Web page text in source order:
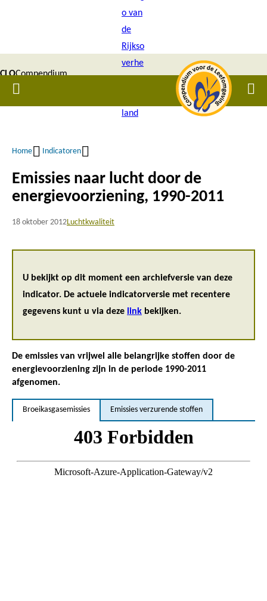
inhoud
gaan
CLOCompendium
voor de
Home
Kruimelpad
Home Indicatoren
Emissies naar lucht door de
energievoorziening, 1990-2011
18 oktober 2012Luchtkwaliteit
U bekijkt op dit moment een archiefversie van deze
indicator. De actuele indicatorversie met recentere
gegevens kunt u via deze link bekijken.
De emissies van vrijwel alle belangrijke stoffen door de
energievoorziening zijn in de periode 1990-2011
afgenomen.
Broeikasgasemissies Emissies verzurende stoffen